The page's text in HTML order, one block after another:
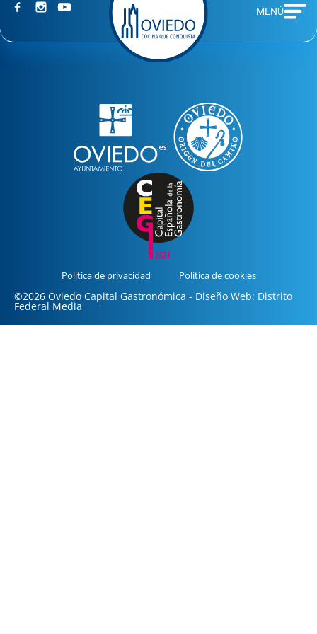
MENÚ
Política de privacidad Política de cookies
©2026 Oviedo Capital Gastronómica - Diseño Web: Distrito
Federal Media